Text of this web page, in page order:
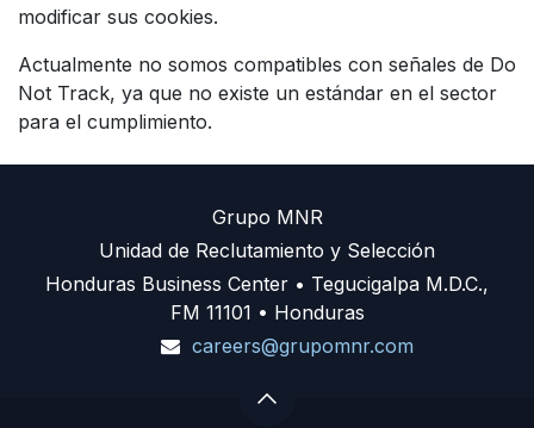
modificar sus cookies.
Actualmente no somos compatibles con señales de Do
Not Track, ya que no existe un estándar en el sector
para el cumplimiento.
Grupo MNR
Unidad de Reclutamiento y Selección
Honduras Business Center • Tegucigalpa M.D.C.,
FM 11101 • Honduras
careers@grupomnr.com